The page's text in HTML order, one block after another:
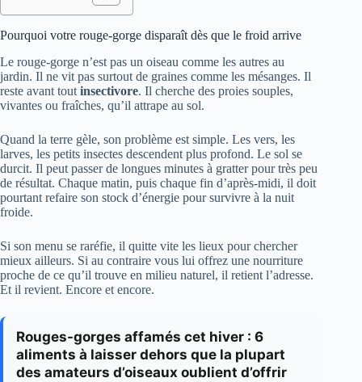
Pourquoi votre rouge-gorge disparaît dès que le froid arrive
Le rouge-gorge n’est pas un oiseau comme les autres au
jardin. Il ne vit pas surtout de graines comme les mésanges. Il
reste avant tout insectivore. Il cherche des proies souples,
vivantes ou fraîches, qu’il attrape au sol.
Quand la terre gèle, son problème est simple. Les vers, les
larves, les petits insectes descendent plus profond. Le sol se
durcit. Il peut passer de longues minutes à gratter pour très peu
de résultat. Chaque matin, puis chaque fin d’après-midi, il doit
pourtant refaire son stock d’énergie pour survivre à la nuit
froide.
Si son menu se raréfie, il quitte vite les lieux pour chercher
mieux ailleurs. Si au contraire vous lui offrez une nourriture
proche de ce qu’il trouve en milieu naturel, il retient l’adresse.
Et il revient. Encore et encore.
Rouges-gorges affamés cet hiver : 6
aliments à laisser dehors que la plupart
des amateurs d’oiseaux oublient d’offrir